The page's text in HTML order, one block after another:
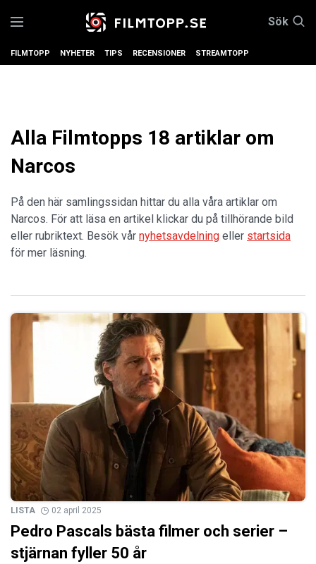
Sök
FILMTOPP NYHETER TIPS RECENSIONER STREAMTOPP
Alla Filmtopps 18 artiklar om
Narcos
På den här samlingssidan hittar du alla våra artiklar om
Narcos. För att läsa en artikel klickar du på tillhörande bild
eller rubriktext. Besök vår nyhetsavdelning eller startsida
för mer läsning.
LISTA 02 april 2025
Pedro Pascals bästa filmer och serier –
stjärnan fyller 50 år